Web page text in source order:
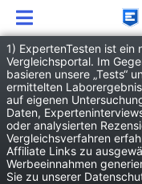
1) ExpertenTesten ist ein
Vergleichsportal. Im
basieren unsere „Tests“
ermittelten
auf eigenen
Daten,
oder analysierten
Vergleichsverfahren
Affiliate Links zu
Werbeeinnahmen
Sie zu unserer